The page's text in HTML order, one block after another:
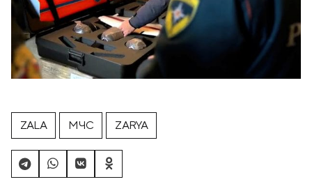
ZALA МЧС ZARYA